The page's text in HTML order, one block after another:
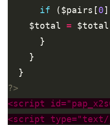
if ($pairs[0]
	$total
= $total
?>